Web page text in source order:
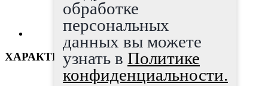
ХАРАКТЕРИСТИКИ
обработке
персональных
данных вы можете
узнать в Политике
конфиденциальности.